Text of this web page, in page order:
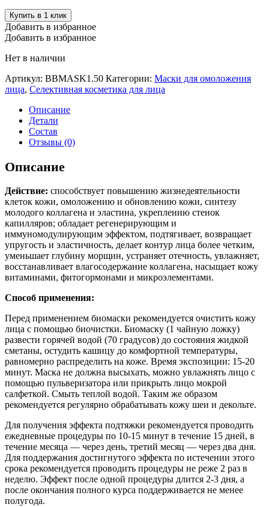
Купить в 1 клик
Добавить в избранное
Добавить в избранное
Нет в наличии
Артикул: BBMASK1.50 Категории: Маски для омоложения
лица, Селективная косметика для лица
Описание
Детали
Состав
Отзывы (0)
Описание
Действие: способствует повышению жизнедеятельности
клеток кожи, омоложению и обновлению кожи, синтезу
молодого коллагена и эластина, укреплению стенок
капилляров; обладает регенерирующим и
иммуномодулирующим эффектом, подтягивает, возвращает
упругость и эластичность, делает контур лица более четким,
уменьшает глубину морщин, устраняет отечность, увлажняет,
восстанавливает влагосодержание коллагена, насыщает кожу
витаминами, фитогормонами и микроэлементами.
Способ применения:
Перед применением биомаски рекомендуется очистить кожу
лица с помощью биочистки. Биомаску (1 чайную ложку)
развести горячей водой (70 градусов) до состояния жидкой
сметаны, остудить кашицу до комфортной температуры,
равномерно распределить на коже. Время экспозиции: 15-20
минут. Маска не должна высыхать, можно увлажнять лицо с
помощью пульверизатора или прикрыть лицо мокрой
салфеткой. Смыть теплой водой. Таким же образом
рекомендуется регулярно обрабатывать кожу шеи и декольте.
Для получения эффекта подтяжки рекомендуется проводить
ежедневные процедуры по 10-15 минут в течение 15 дней, в
течение месяца — через день, третий месяц — через два дня.
Для поддержания достигнутого эффекта по истечении этого
срока рекомендуется проводить процедуры не реже 2 раз в
неделю. Эффект после одной процедуры длится 2-3 дня, а
после окончания полного курса поддерживается не менее
полугода.